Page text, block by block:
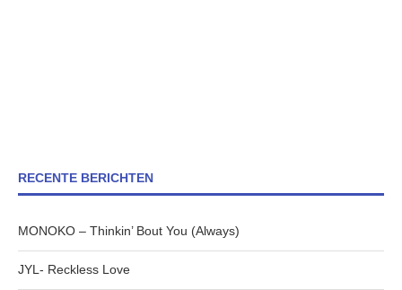
RECENTE BERICHTEN
MONOKO – Thinkin’ Bout You (Always)
JYL- Reckless Love